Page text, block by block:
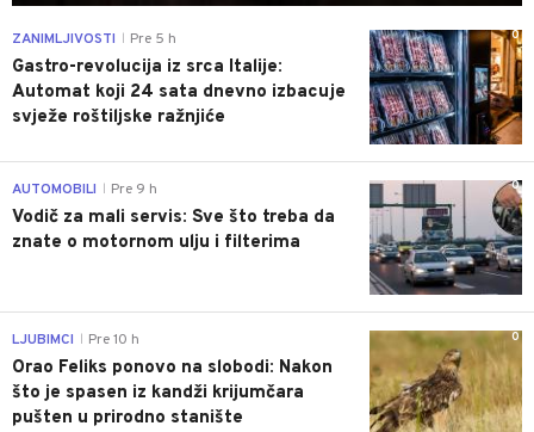
0
ZANIMLJIVOSTI Pre 5 h
Gastro-revolucija iz srca Italije:
Automat koji 24 sata dnevno izbacuje
svježe roštiljske ražnjiće
0
AUTOMOBILI Pre 9 h
Vodič za mali servis: Sve što treba da
znate o motornom ulju i filterima
0
LJUBIMCI Pre 10 h
Orao Feliks ponovo na slobodi: Nakon
što je spasen iz kandži krijumčara
pušten u prirodno stanište